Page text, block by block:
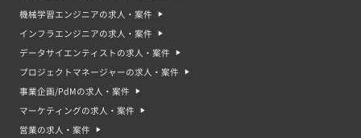
機械学習エンジニアの求人・案件
インフラエンジニアの求人・案件
データサイエンティストの求人・案件
プロジェクトマネージャーの求人・案件
事業企画/PdMの求人・案件
マーケティングの求人・案件
営業の求人・案件